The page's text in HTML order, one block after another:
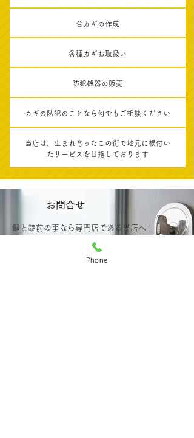
合カギの作成
各種カギお取扱い
防犯機器の販売
カギの防犯のことなら何でもご相談ください
当店は、生まれ育ったこの街で地元に根付い
たサービスを目指しております
お問合せ
鍵と錠前の事なら専門店である当店へ！
サムターン回し・カム送り・ピッキン
Phone